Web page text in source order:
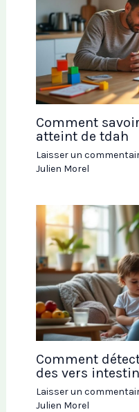
Comment
atteint de tdah
Laisser un
Julien Morel
Comment
des vers
Laisser un
Julien Morel